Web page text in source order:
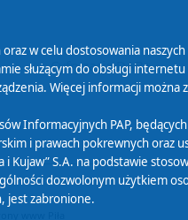
Cyfryzacja DAB+
w celu dostosowania
służącym do obsługi
Więcej informacji można
Informacyjnych PAP,
i prawach pokrewnych oraz
i Kujaw” S.A. na podstawie
dozwolonym użytkiem
jest zabronione.